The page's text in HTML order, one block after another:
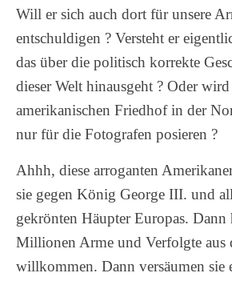
Will er sich auch dort für unsere
entschuldigen ? Versteht er
das über die politisch korrekte
dieser Welt hinausgeht ? Oder
amerikanischen Friedhof in der
nur für die Fotografen posieren ?
Ahhh, diese arroganten
sie gegen König George III. und
gekrönten Häupter Europas. Dann
Millionen Arme und Verfolgte aus
willkommen. Dann versäumen sie